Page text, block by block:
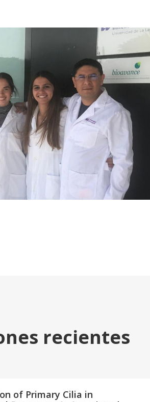
recientes
of Primary Cilia in